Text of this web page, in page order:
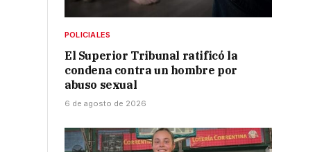
POLICIALES
El Superior Tribunal ratificó la
condena contra un hombre por
abuso sexual
6 de agosto de 2026